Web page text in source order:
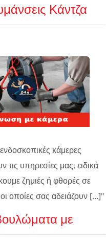
Κάντζα
κάμερες
τις υπηρεσίες μας, ειδικά
ζημιές ή φθορές σε
οποίες σας αδειάζουν [...]"
με